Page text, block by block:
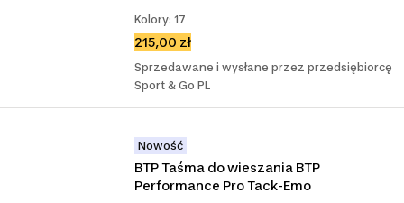
Kolory: 17
215,00 zł
Sprzedawane i wysłane przez przedsiębiorcę
Sport & Go PL
Nowość
BTP Taśma do wieszania BTP
Performance Pro Tack-Emo